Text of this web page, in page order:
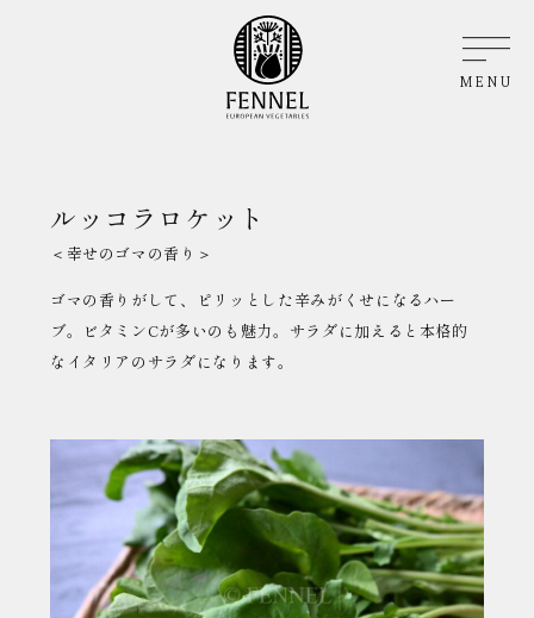
MENU
ルッコラロケット
＜幸せのゴマの香り＞
ゴマの香りがして、ピリッとした辛みがくせになるハー
ブ。ビタミンCが多いのも魅力。サラダに加えると本格的
なイタリアのサラダになります。